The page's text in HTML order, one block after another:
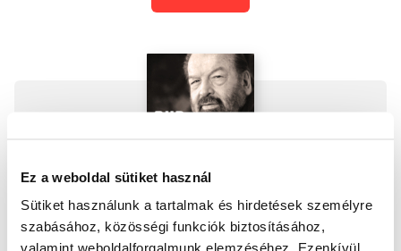
Ez a weboldal sütiket használ
Sütiket használunk a tartalmak és hirdetések személyre
szabásához, közösségi funkciók biztosításához,
valamint weboldalforgalmunk elemzéséhez. Ezenkívül
BUD SPENCER